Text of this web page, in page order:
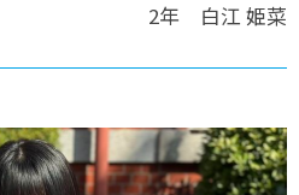
2年 白江 姫菜